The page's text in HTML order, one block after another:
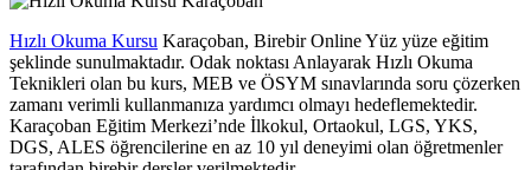
Hızlı Okuma Kursu Karaçoban, Birebir Online Yüz yüze eğitim
şeklinde sunulmaktadır. Odak noktası Anlayarak Hızlı Okuma
Teknikleri olan bu kurs, MEB ve ÖSYM sınavlarında soru çözerken
zamanı verimli kullanmanıza yardımcı olmayı hedeflemektedir.
Karaçoban Eğitim Merkezi’nde İlkokul, Ortaokul, LGS, YKS,
DGS, ALES öğrencilerine en az 10 yıl deneyimi olan öğretmenler